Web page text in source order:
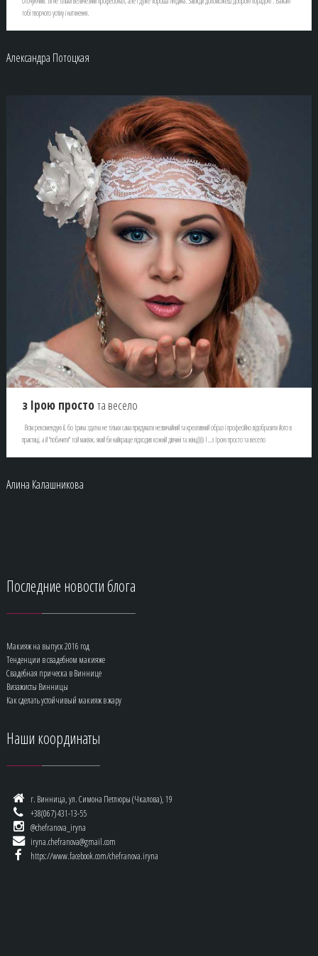
тобі творчого успіху і натхнення.
Александра Потоцкая
з Ірою простота весело
Всім рекомендую її, бо Ірина здатна не тільки сама придумати незвичайний та креативний образ і професійно відобразити його в
практиці, а й "побачити" той макіяж, який би найкраще підходив кожній дівчині та жінці)))) І...з Ірою просто та весело
Алина Калашникова
Последние новости блога
Макияж на выпуск 2016 год
Тенденции в свадебном макияже
Свадебная прическа в Виннице
Визажисты Винницы
Как сделать устойчивый макияж в жару
Наши координаты
г. Винница, ул. Симона Петлюры (Чкалова), 19
+38(067) 431-13-55
@chefranova_iryna
iryna.chefranova@gmail.com
https://www.facebook.com/chefranova.iryna